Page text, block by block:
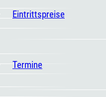
Eintrittspreise
Termine